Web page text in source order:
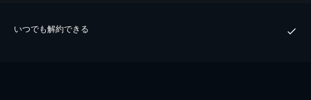
いつでも解約できる